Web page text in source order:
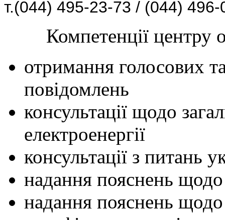
т.(044) 495-23-73 / (044)
Компетенції центру
отримання голосових
повідомлень
консультації щодо
електроенергії
консультації з питань
надання пояснень
надання пояснень щодо